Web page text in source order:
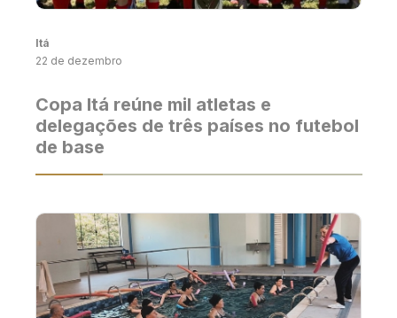
Itá
22 de dezembro
Copa Itá reúne mil atletas e
delegações de três países no futebol
de base